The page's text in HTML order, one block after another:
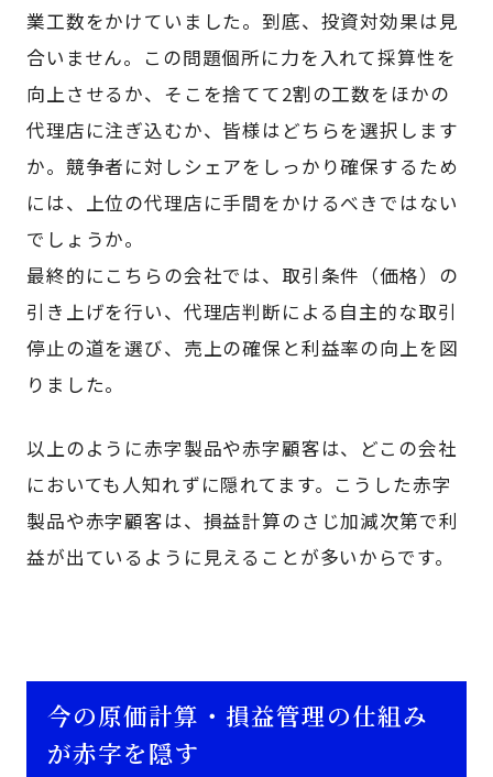
業工数をかけていました。到底、投資対効果は見
合いません。この問題個所に力を入れて採算性を
向上させるか、そこを捨てて2割の工数をほかの
代理店に注ぎ込むか、皆様はどちらを選択します
か。競争者に対しシェアをしっかり確保するため
には、上位の代理店に手間をかけるべきではない
でしょうか。
最終的にこちらの会社では、取引条件（価格）の
引き上げを行い、代理店判断による自主的な取引
停止の道を選び、売上の確保と利益率の向上を図
りました。
以上のように赤字製品や赤字顧客は、どこの会社
においても人知れずに隠れてます。こうした赤字
製品や赤字顧客は、損益計算のさじ加減次第で利
益が出ているように見えることが多いからです。
今の原価計算・損益管理の仕組み
が赤字を隠す